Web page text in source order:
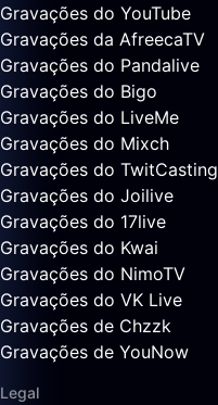
Gravações do YouTube
Gravações da AfreecaTV
Gravações do Pandalive
Gravações do Bigo
Gravações do LiveMe
Gravações do Mixch
Gravações do TwitCasting
Gravações do Joilive
Gravações do 17live
Gravações do Kwai
Gravações do NimoTV
Gravações do VK Live
Gravações de Chzzk
Gravações de YouNow
Legal